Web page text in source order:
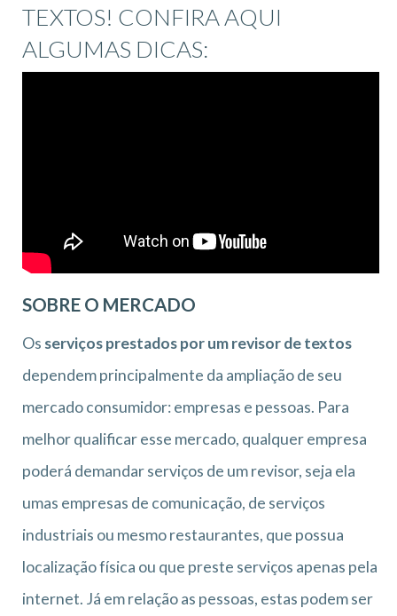
TEXTOS! CONFIRA AQUI
ALGUMAS DICAS:
SOBRE O MERCADO
Os serviços prestados por um revisor de textos
dependem principalmente da ampliação de seu
mercado consumidor: empresas e pessoas. Para
melhor qualificar esse mercado, qualquer empresa
poderá demandar serviços de um revisor, seja ela
umas empresas de comunicação, de serviços
industriais ou mesmo restaurantes, que possua
localização física ou que preste serviços apenas pela
internet. Já em relação as pessoas, estas podem ser